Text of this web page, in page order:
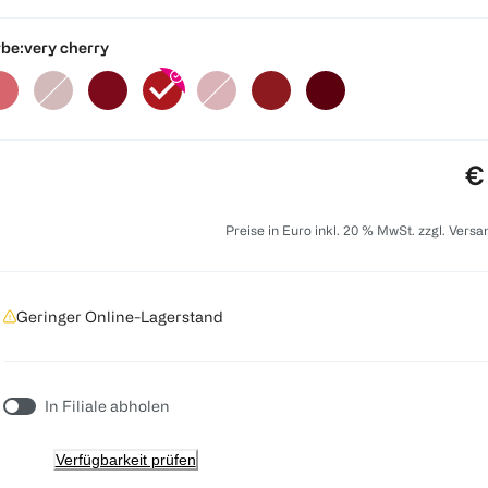
very cherry
€
Preise in Euro inkl. 20 % MwSt. zzgl.
Geringer Online-Lagerstand
In Filiale abholen
Verfügbarkeit prüfen